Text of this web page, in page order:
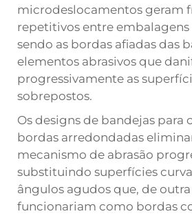
microdeslocamentos geram
repetitivos entre embalagens
sendo as bordas afiadas das
elementos abrasivos que
progressivamente as
sobrepostos.
Os designs de bandejas para
bordas arredondadas
mecanismo de abrasão
substituindo superfícies
ângulos agudos que, de
funcionariam como bordas